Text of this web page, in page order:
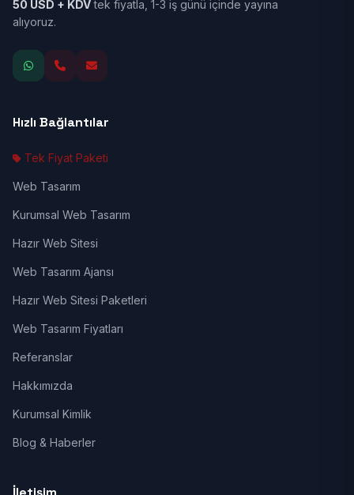
50 USD + KDVtek fiyatla, 1-3 iş günü içinde yayına
alıyoruz.
Hızlı Bağlantılar
Tek Fiyat Paketi
Web Tasarım
Kurumsal Web Tasarım
Hazır Web Sitesi
Web Tasarım Ajansı
Hazır Web Sitesi Paketleri
Web Tasarım Fiyatları
Referanslar
Hakkımızda
Kurumsal Kimlik
Blog & Haberler